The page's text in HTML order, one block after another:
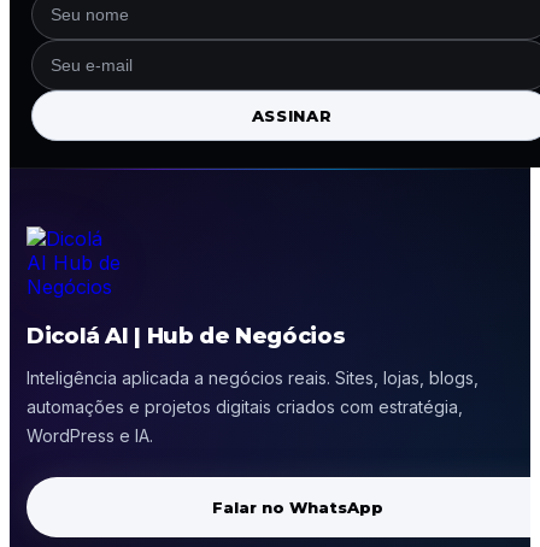
ASSINAR
Dicolá AI | Hub de Negócios
Inteligência aplicada a negócios reais. Sites, lojas, blogs,
automações e projetos digitais criados com estratégia,
WordPress e IA.
Falar no WhatsApp